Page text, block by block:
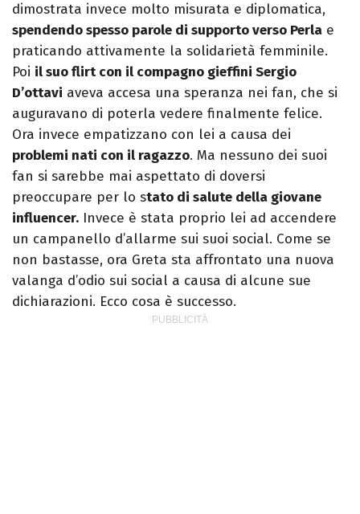
dimostrata invece molto misurata e diplomatica,
spendendo spesso parole di supporto verso Perla e
praticando attivamente la solidarietà femminile.
Poi il suo flirt con il compagno gieffini Sergio
D’ottavi aveva accesa una speranza nei fan, che si
auguravano di poterla vedere finalmente felice.
Ora invece empatizzano con lei a causa dei
problemi nati con il ragazzo. Ma nessuno dei suoi
fan si sarebbe mai aspettato di doversi
preoccupare per lo stato di salute della giovane
influencer. Invece è stata proprio lei ad accendere
un campanello d’allarme sui suoi social. Come se
non bastasse, ora Greta sta affrontato una nuova
valanga d’odio sui social a causa di alcune sue
dichiarazioni. Ecco cosa è successo.